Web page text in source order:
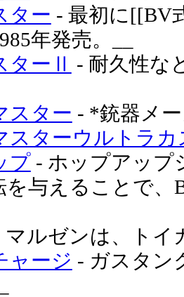
ター - 最初に[[BV
年発売。__
ターⅡ - 耐久性な
スター - *銃器メ
スターウルトラカ
プ- ホップアップ
を与えることで
マルゼンは、トイ
ャージ - ガスタン